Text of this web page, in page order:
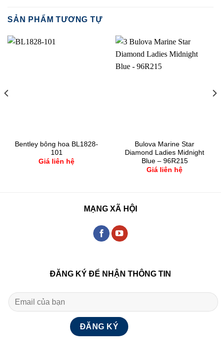
SẢN PHẨM TƯƠNG TỰ
Bentley bông hoa BL1828-
101
Giá liên hệ
Bulova Marine Star
Diamond Ladies Midnight
Blue – 96R215
Giá liên hệ
MẠNG XÃ HỘI
ĐĂNG KÝ ĐỂ NHẬN THÔNG TIN